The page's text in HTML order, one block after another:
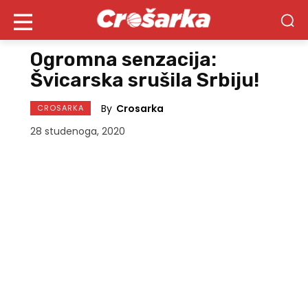
Ogromna senzacija:
Švicarska srušila Srbiju!
CROSARKA By Crosarka
28 studenoga, 2020